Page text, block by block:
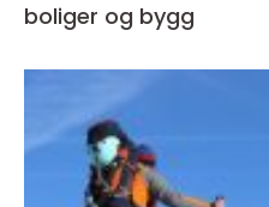
boliger og bygg